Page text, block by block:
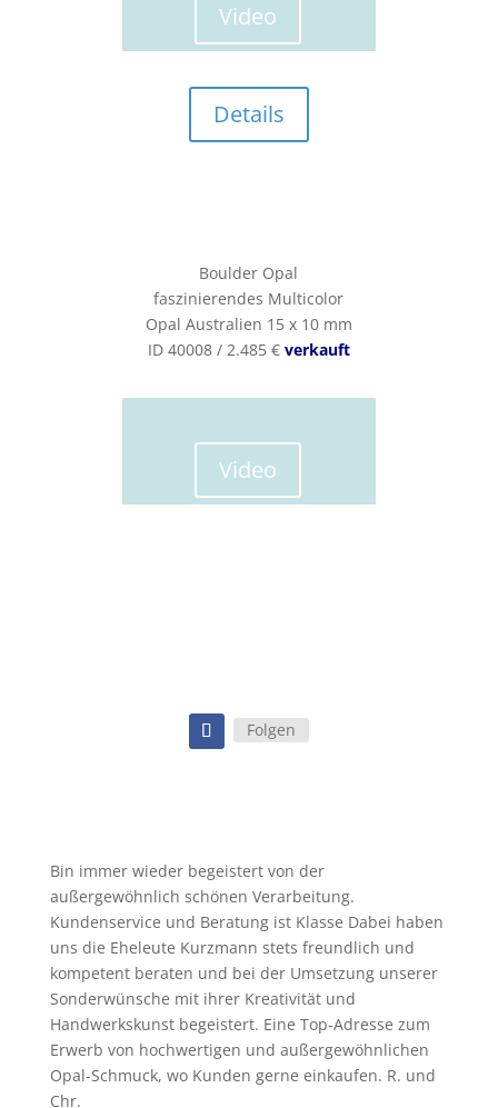
Video
Details
Boulder Opal
faszinierendes Multicolor
Opal Australien 15 x 10 mm
ID 40008 / 2.485 € verkauft
Video
Folgen
Bin immer wieder begeistert von der
außergewöhnlich schönen Verarbeitung.
Kundenservice und Beratung ist Klasse Dabei haben
uns die Eheleute Kurzmann stets freundlich und
kompetent beraten und bei der Umsetzung unserer
Sonderwünsche mit ihrer Kreativität und
Handwerkskunst begeistert. Eine Top-Adresse zum
Erwerb von hochwertigen und außergewöhnlichen
Opal-Schmuck, wo Kunden gerne einkaufen. R. und
Chr.